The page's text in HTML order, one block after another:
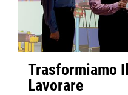
Trasformiamo
Lavorare